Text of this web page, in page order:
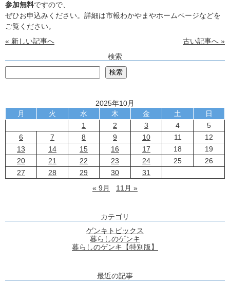
参加無料ですので、
ぜひお申込みください。詳細は市報わかやまやホームページなどを
ご覧ください。
« 新しい記事へ
古い記事へ »
検索
検索
2025年10月
月
火 水 木 金 土
日
1
2 3 4
5
6
7 8 9 10 11
12
13
14 15 16 17 18
19
20
21 22 23 24 25
26
27
28 29 30
31
« 9月
11月 »
カテゴリ
ゲンキトピックス
暮らしのゲンキ
暮らしのゲンキ【特別版】
最近の記事